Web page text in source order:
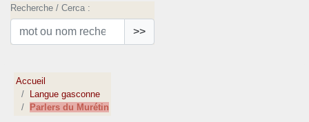
Recherche / Cerca :
>>
Accueil
Langue gasconne
Parlers du Murétin